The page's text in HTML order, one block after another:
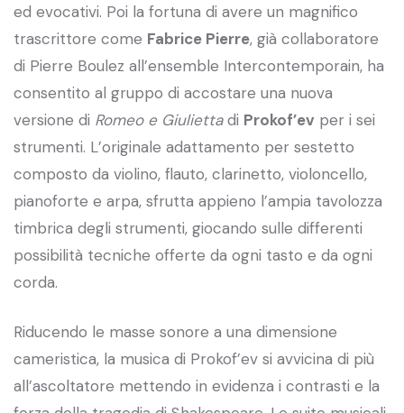
ed evocativi. Poi la fortuna di avere un magnifico
trascrittore come Fabrice Pierre, già collaboratore
di Pierre Boulez all’ensemble Intercontemporain, ha
consentito al gruppo di accostare una nuova
versione di Romeo e Giuliettadi Prokof’ev per i sei
strumenti. L’originale adattamento per sestetto
composto da violino, flauto, clarinetto, violoncello,
pianoforte e arpa, sfrutta appieno l’ampia tavolozza
timbrica degli strumenti, giocando sulle differenti
possibilità tecniche offerte da ogni tasto e da ogni
corda.
Riducendo le masse sonore a una dimensione
cameristica, la musica di Prokof’ev si avvicina di più
all’ascoltatore mettendo in evidenza i contrasti e la